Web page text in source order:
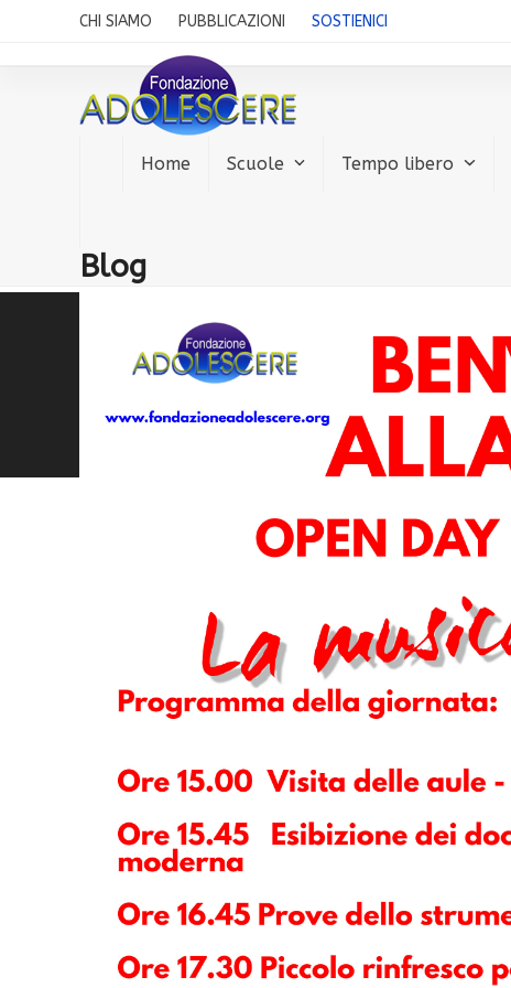
CHI SIAMO PUBBLICAZIONI SOSTIENICI
Home Scuole Tempo libero
Blog